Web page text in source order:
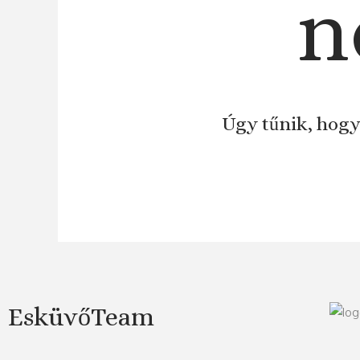
Úgy tűnik,
EsküvőTeam